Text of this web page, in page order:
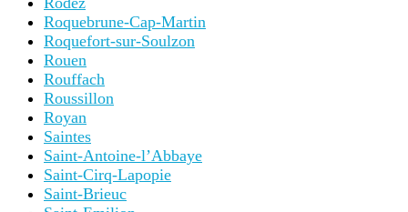
Roquebrune-Cap-Martin
Roquefort-sur-Soulzon
Rouen
Rouffach
Roussillon
Royan
Saintes
Saint-Antoine-l’Abbaye
Saint-Cirq-Lapopie
Saint-Brieuc